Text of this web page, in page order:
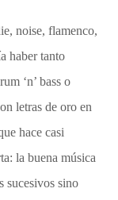
noise, flamenco,
haber tanto
‘n’ bass o
letras de oro en
hace casi
la buena música
sucesivos sino